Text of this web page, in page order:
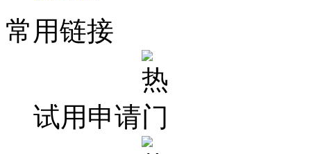
常用链接
试用申请